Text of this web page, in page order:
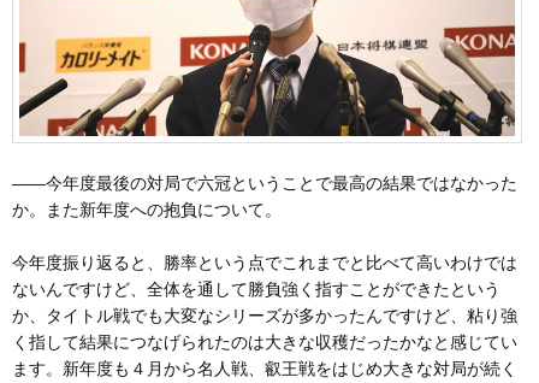
――今年度最後の対局で六冠ということで最高の結果ではなかった
か。また新年度への抱負について。
今年度振り返ると、勝率という点でこれまでと比べて高いわけでは
ないんですけど、全体を通して勝負強く指すことができたという
か、タイトル戦でも大変なシリーズが多かったんですけど、粘り強
く指して結果につなげられたのは大きな収穫だったかなと感じてい
ます。新年度も４月から名人戦、叡王戦をはじめ大きな対局が続く